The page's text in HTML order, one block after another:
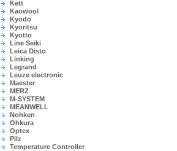
Kett
Kaowool
Kyodo
Kyoritsu
Kyotto
Line Seiki
Leica Disto
Linking
Legrand
Leuze electronic
Maester
MERZ
M-SYSTEM
MEANWELL
Nohken
Ohkura
Optex
Pilz
Temperature Controller